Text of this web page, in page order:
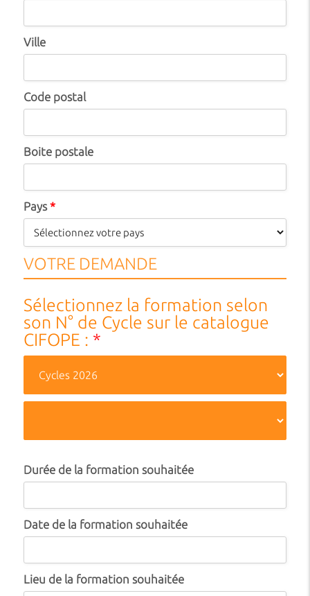
Ville
Code postal
Boite postale
Pays*
VOTRE DEMANDE
Sélectionnez la formation selon
son N° de Cycle sur le catalogue
CIFOPE : *
Durée de la formation souhaitée
Date de la formation souhaitée
Lieu de la formation souhaitée